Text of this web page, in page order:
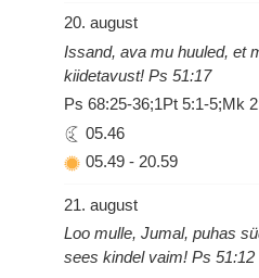
20. august
Issand, ava mu huuled, et
kiidetavust! Ps 51:17
Ps 68:25-36;1Pt 5:1-5;Mk
05.46
05.49 - 20.59
21. august
Loo mulle, Jumal, puhas
sees kindel vaim! Ps 51:12